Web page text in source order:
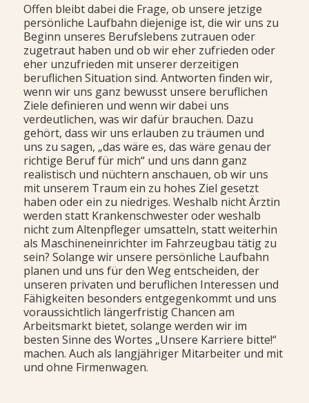
Offen bleibt dabei die Frage, ob unsere jetzige
persönliche Laufbahn diejenige ist, die wir uns zu
Beginn unseres Berufslebens zutrauen oder
zugetraut haben und ob wir eher zufrieden oder
eher unzufrieden mit unserer derzeitigen
beruflichen Situation sind. Antworten finden wir,
wenn wir uns ganz bewusst unsere beruflichen
Ziele definieren und wenn wir dabei uns
verdeutlichen, was wir dafür brauchen. Dazu
gehört, dass wir uns erlauben zu träumen und
uns zu sagen, „das wäre es, das wäre genau der
richtige Beruf für mich“ und uns dann ganz
realistisch und nüchtern anschauen, ob wir uns
mit unserem Traum ein zu hohes Ziel gesetzt
haben oder ein zu niedriges. Weshalb nicht Ärztin
werden statt Krankenschwester oder weshalb
nicht zum Altenpfleger umsatteln, statt weiterhin
als Maschineneinrichter im Fahrzeugbau tätig zu
sein? Solange wir unsere persönliche Laufbahn
planen und uns für den Weg entscheiden, der
unseren privaten und beruflichen Interessen und
Fähigkeiten besonders entgegenkommt und uns
voraussichtlich längerfristig Chancen am
Arbeitsmarkt bietet, solange werden wir im
besten Sinne des Wortes „Unsere Karriere bitte!“
machen. Auch als langjähriger Mitarbeiter und mit
und ohne Firmenwagen.